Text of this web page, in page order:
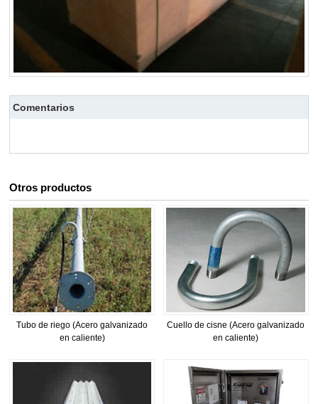
Comentarios
Otros productos
Tubo de riego (Acero galvanizado
en caliente)
Cuello de cisne (Acero galvanizado
en caliente)